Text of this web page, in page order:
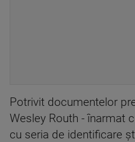
Potrivit documentelor
Wesley Routh - înarmat
cu seria de identificare